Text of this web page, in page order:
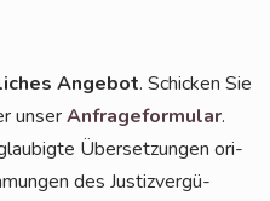
Ange­bot. Schi­cken Sie
unserAnfra­ge­for­mu­lar.
Über­set­zun­gen ori­
des Jus­tiz­ver­gü­